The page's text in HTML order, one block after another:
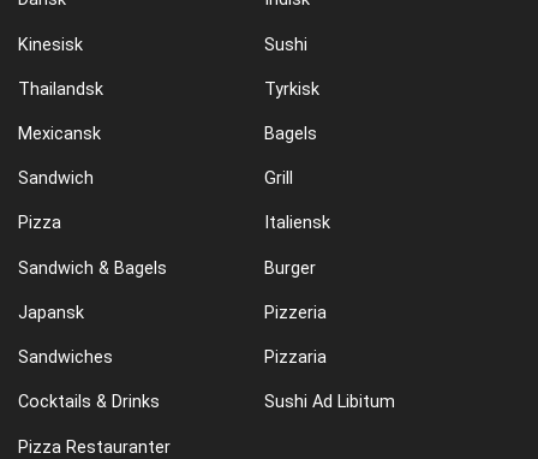
Kinesisk Sushi
Thailandsk Tyrkisk
Mexicansk Bagels
Sandwich Grill
Pizza Italiensk
Sandwich & Bagels Burger
Japansk Pizzeria
Sandwiches Pizzaria
Cocktails & Drinks Sushi Ad Libitum
Pizza Restauranter